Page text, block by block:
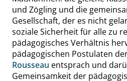
und Zögling und die
Gesellschaft, der es nicht
soziale Sicherheit für alle zu
pädagogisches Verhältnis
pädagogischen Postulaten
Rousseau entsprach und
Gemeinsamkeit der